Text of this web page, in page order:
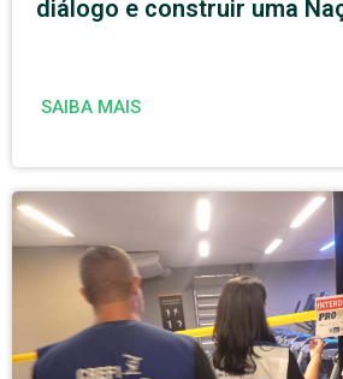
diálogo e construir uma
SAIBA MAIS